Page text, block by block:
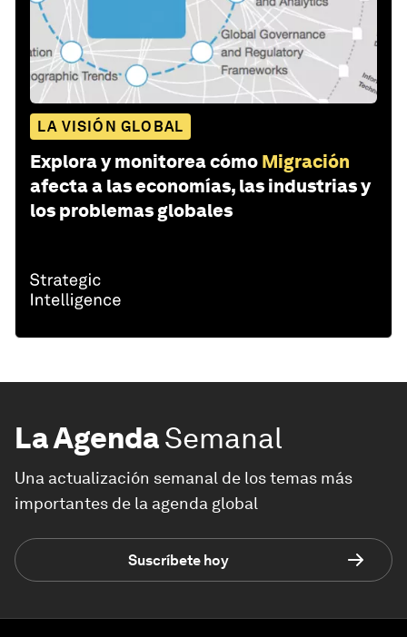
LA VISIÓN GLOBAL
Explora y monitorea cómo Migración
afecta a las economías, las industrias y
los problemas globales
La AgendaSemanal
Una actualización semanal de los temas más
importantes de la agenda global
Suscríbete hoy